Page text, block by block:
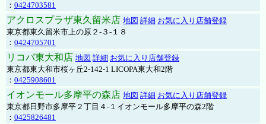
： 0424703581
アクロスプラザ東久留米店 地図 詳細 お気に入り店舗登録
東京都東久留米市上の原２-３-１８
： 0424705701
リコパ東大和店 地図 詳細 お気に入り店舗登録
東京都東大和市桜ヶ丘2-142-1 LICOPA東大和2階
： 0425908601
イオンモール多摩平の森店 地図 詳細 お気に入り店舗登録
東京都日野市多摩平２丁目４-１イオンモール多摩平の森2階
： 0425826481